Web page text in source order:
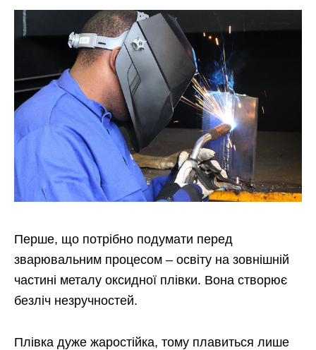
Перше, що потрібно подумати перед
зварювальним процесом – освіту на зовнішній
частині металу оксидної плівки. Вона створює
безліч незручностей.
Плівка дуже жаростійка, тому плавиться лише